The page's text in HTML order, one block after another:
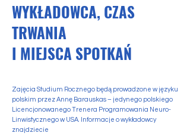
WYKŁADOWCA, CZAS
TRWANIA
I MIEJSCA SPOTKAŃ
Zajęcia Studium Rocznego będą prowadzone w języku
polskim przez Annę Barauskas – jedynego polskiego
Licencjonowanego Trenera Programowania Neuro-
Linwistycznego w USA. Informacje o wykładowcy
znajdziecie